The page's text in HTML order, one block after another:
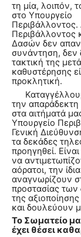
τη μία, λοιπόν,
στο Υπουργείο
Περιβάλλοντος
Δασών δεν
συνάντηση, δεν
τακτική της
καθυστέρησης
προκλητική.
την
στα αιτήματά
Υπουργείο
Γενική
τα δεκάδες
προηγηθεί.
να
αόρατοι, την
αναγνωρίζουν
προστασίας
της
και δουλεύουν
Το Σωματείο
έχει θέσει